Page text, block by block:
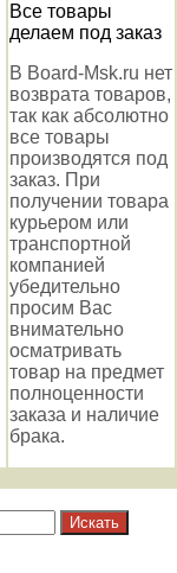
Все товары
делаем под заказ
В Board-Msk.ru нет
возврата товаров,
так как абсолютно
все товары
производятся под
заказ. При
получении товара
курьером или
транспортной
компанией
убедительно
просим Вас
внимательно
осматривать
товар на предмет
полноценности
заказа и наличие
брака.